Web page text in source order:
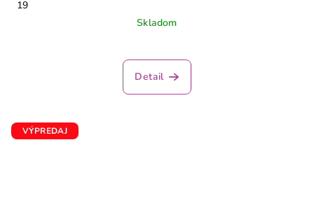
19
Skladom
Detail
VÝPREDAJ